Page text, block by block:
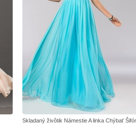
Skladaný živôtik Námestie A linka Chýbať